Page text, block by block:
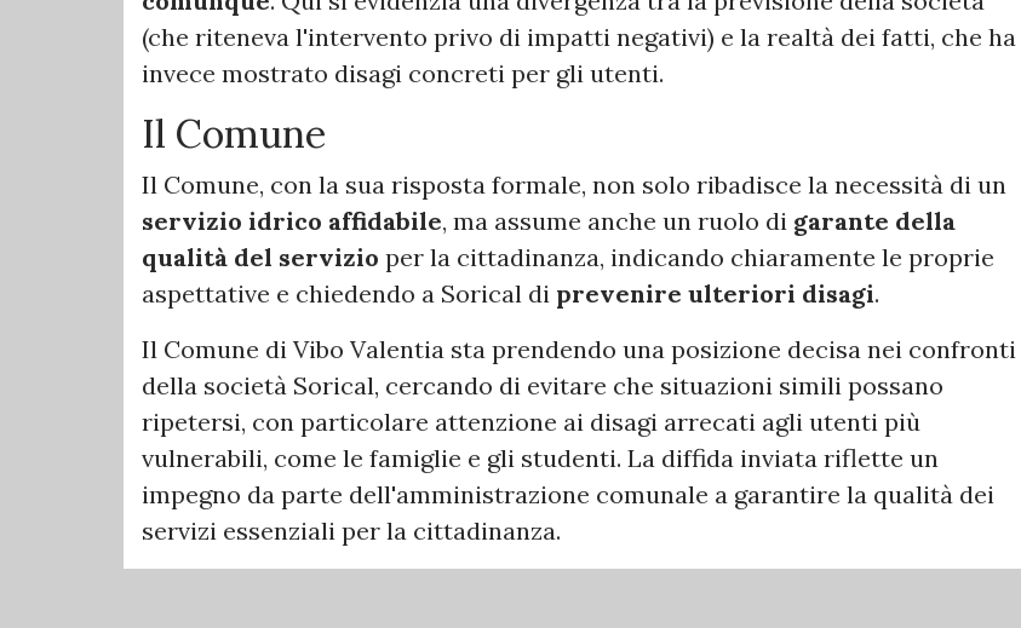
(che riteneva l'intervento privo di impatti negativi) e la realtà dei fatti, che ha
invece mostrato disagi concreti per gli utenti.
Il Comune
Il Comune, con la sua risposta formale, non solo ribadisce la necessità di un
servizio idrico affidabile, ma assume anche un ruolo di garante della
qualità del servizio per la cittadinanza, indicando chiaramente le proprie
aspettative e chiedendo a Sorical di prevenire ulteriori disagi.
Il Comune di Vibo Valentia sta prendendo una posizione decisa nei confronti
della società Sorical, cercando di evitare che situazioni simili possano
ripetersi, con particolare attenzione ai disagi arrecati agli utenti più
vulnerabili, come le famiglie e gli studenti. La diffida inviata riflette un
impegno da parte dell'amministrazione comunale a garantire la qualità dei
servizi essenziali per la cittadinanza.